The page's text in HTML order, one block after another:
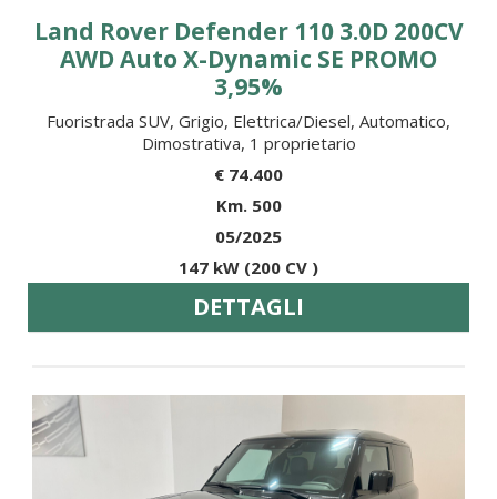
Land Rover Defender 110 3.0D 200CV
AWD Auto X-Dynamic SE PROMO
3,95%
Fuoristrada SUV, Grigio, Elettrica/Diesel, Automatico,
Dimostrativa, 1 proprietario
€ 74.400
Km. 500
05/2025
147 kW (200 CV )
DETTAGLI